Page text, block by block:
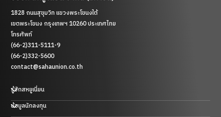
1828 ถนนสุขุมวิท แขวงพระโขนงใต้
เขตพระโขนง กรุงเทพฯ 10260 ประเทศไทย
โทรศัพท์
(66-2)311-5111-9
(66-2)332-5600
contact@sahaunion.co.th
รู้จักสหยูเนี่ยน
ข้อมูลนักลงทุน